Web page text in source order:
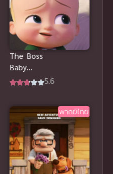
The Boss
Baby
Christmas
พากย์ไทยดูฟรี
จ้า
5.6
พากย์ไทย